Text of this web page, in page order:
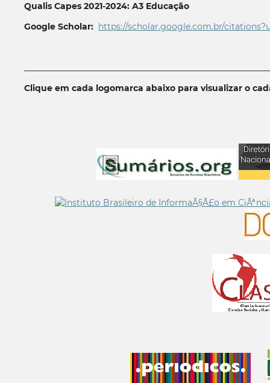
Qualis Capes 2021-2024: A3 Educação
Google Scholar: https://scholar.google.com.br/
Clique em cada logomarca abaixo para visualizar o